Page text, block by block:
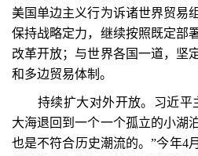
美国单边主义行为诉诸世界贸易
保持战略定力，继续按照既定部
改革开放；与世界各国一道，坚
和多边贸易体制。
持续扩大对外开放。习近平
大海退回到一个一个孤立的小湖
也是不符合历史潮流的。”今年4